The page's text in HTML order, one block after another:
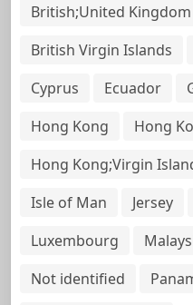
British;United Kingdom
British Virgin Islands
Cyprus
Ecuador
Hong Kong
Hong
Hong Kong;Virgin
Isle of Man
Jersey
Luxembourg
Not identified